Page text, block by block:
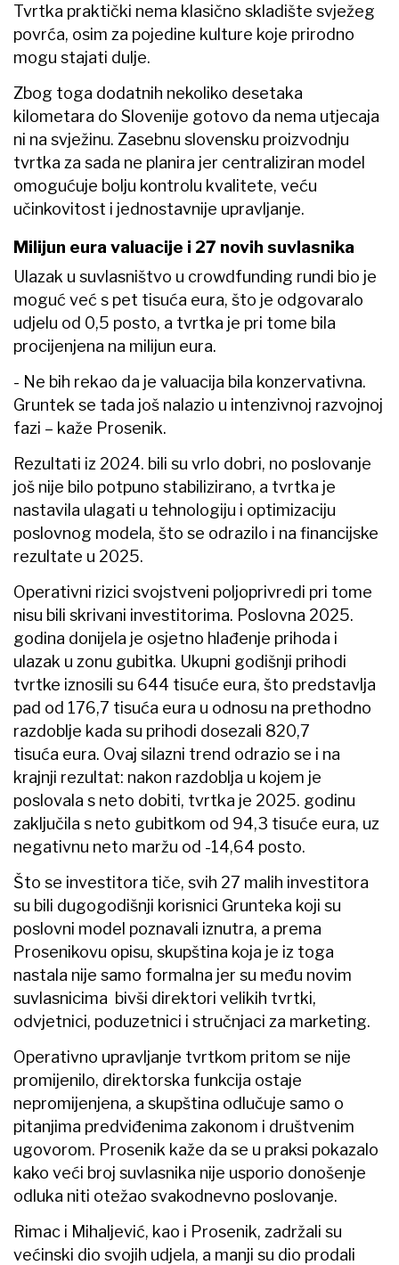
Tvrtka praktički nema klasično skladište svježeg
povrća, osim za pojedine kulture koje prirodno
mogu stajati dulje.
Zbog toga dodatnih nekoliko desetaka
kilometara do Slovenije gotovo da nema utjecaja
ni na svježinu. Zasebnu slovensku proizvodnju
tvrtka za sada ne planira jer centraliziran model
omogućuje bolju kontrolu kvalitete, veću
učinkovitost i jednostavnije upravljanje.
Milijun eura valuacije i 27 novih suvlasnika
Ulazak u suvlasništvo u crowdfunding rundi bio je
moguć već s pet tisuća eura, što je odgovaralo
udjelu od 0,5 posto, a tvrtka je pri tome bila
procijenjena na milijun eura.
- Ne bih rekao da je valuacija bila konzervativna.
Gruntek se tada još nalazio u intenzivnoj razvojnoj
fazi – kaže Prosenik.
Rezultati iz 2024. bili su vrlo dobri, no poslovanje
još nije bilo potpuno stabilizirano, a tvrtka je
nastavila ulagati u tehnologiju i optimizaciju
poslovnog modela, što se odrazilo i na financijske
rezultate u 2025.
Operativni rizici svojstveni poljoprivredi pri tome
nisu bili skrivani investitorima. Poslovna 2025.
godina donijela je osjetno hlađenje prihoda i
ulazak u zonu gubitka. Ukupni godišnji prihodi
tvrtke iznosili su 644 tisuće eura, što predstavlja
pad od 176,7 tisuća eura u odnosu na prethodno
razdoblje kada su prihodi dosezali 820,7
tisuća eura. Ovaj silazni trend odrazio se i na
krajnji rezultat: nakon razdoblja u kojem je
poslovala s neto dobiti, tvrtka je 2025. godinu
zaključila s neto gubitkom od 94,3 tisuće eura, uz
negativnu neto maržu od -14,64 posto.
Što se investitora tiče, svih 27 malih investitora
su bili dugogodišnji korisnici Grunteka koji su
poslovni model poznavali iznutra, a prema
Prosenikovu opisu, skupština koja je iz toga
nastala nije samo formalna jer su među novim
suvlasnicima bivši direktori velikih tvrtki,
odvjetnici, poduzetnici i stručnjaci za marketing.
Operativno upravljanje tvrtkom pritom se nije
promijenilo, direktorska funkcija ostaje
nepromijenjena, a skupština odlučuje samo o
pitanjima predviđenima zakonom i društvenim
ugovorom. Prosenik kaže da se u praksi pokazalo
kako veći broj suvlasnika nije usporio donošenje
odluka niti otežao svakodnevno poslovanje.
Rimac i Mihaljević, kao i Prosenik, zadržali su
većinski dio svojih udjela, a manji su dio prodali